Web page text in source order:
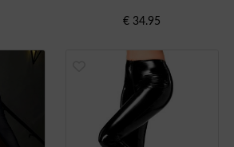
€ 34.95